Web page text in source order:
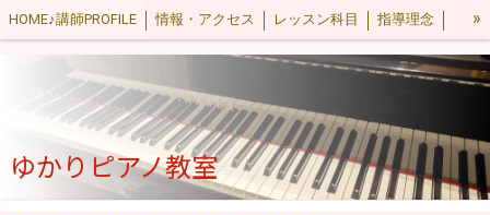
HOME♪講師PROFILE 情報・アクセス レッスン科目 指導理念
料金案内 レベルの目安と曲集・教材 お試しレッスン・入会 Q&A
生徒・保護者の方専用 会則
»
ゆかりピアノ教室